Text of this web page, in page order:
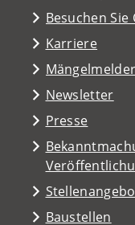
Besuchen Sie
(Öffnet
in
neuen
Tab)
Karriere
(Öffnet
in
neuen
Tab)
Newsletter
Presse
Baustellen